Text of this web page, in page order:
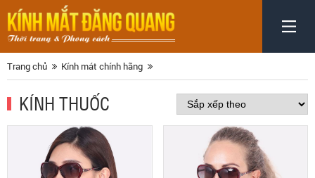
Trang chủ Kính mát chính hãng
KÍNH THUỐC